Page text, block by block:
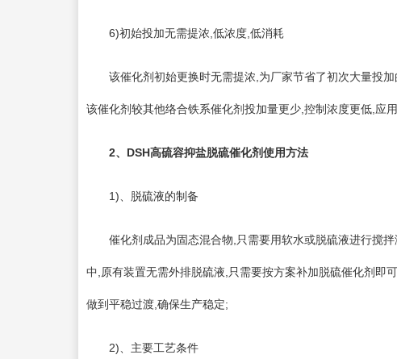
6)初始投加无需提浓,低浓度,低消耗
该催化剂初始更换时无需提浓,为厂家节省了初次大量投加
该催化剂较其他络合铁系催化剂投加量更少,控制浓度更低,应用
2、 DSH高硫容抑盐脱硫催化剂使用方法
1)、脱硫液的制备
催化剂成品为固态混合物,只需要用软水或脱硫液进行搅拌
中,原有装置无需外排脱硫液,只需要按方案补加脱硫催化剂即
做到平稳过渡,确保生产稳定;
2)、主要工艺条件